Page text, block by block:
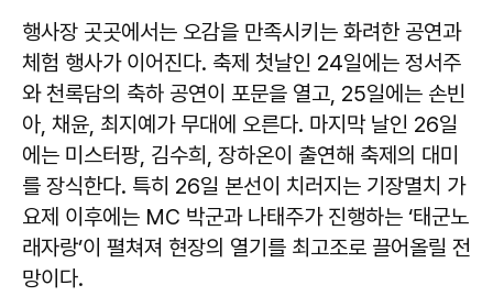
행사장 곳곳에서는 오감을 만족시키는 화려한 공연과
체험 행사가 이어진다. 축제 첫날인 24일에는 정서주
와 천록담의 축하 공연이 포문을 열고, 25일에는 손빈
아, 채윤, 최지예가 무대에 오른다. 마지막 날인 26일
에는 미스터팡, 김수희, 장하온이 출연해 축제의 대미
를 장식한다. 특히 26일 본선이 치러지는 기장멸치 가
요제 이후에는 MC 박군과 나태주가 진행하는 ‘태군노
래자랑’이 펼쳐져 현장의 열기를 최고조로 끌어올릴 전
망이다.